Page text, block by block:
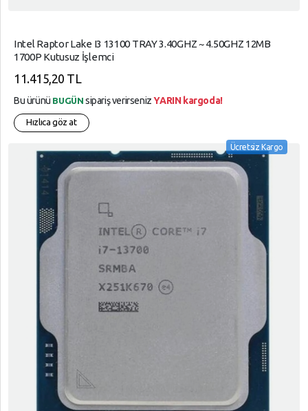
Intel Raptor Lake I3 13100 TRAY 3.40GHZ ~ 4.50GHZ 12MB
1700P Kutusuz İşlemci
11.415,20 TL
Bu ürünü BUGÜN sipariş verirsenizYARIN kargoda!
Hızlıca göz at
Ücretsiz Kargo